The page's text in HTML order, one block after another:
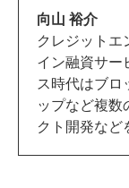
向山 裕介
クレジットエ
イン融資サー
ス時代はブロ
ップなど複
クト開発など